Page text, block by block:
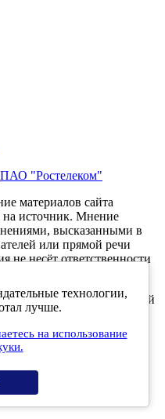
ПАО "Ростелеком"
материалов сайта
на источник. Мнение
высказанными в
или прямой речи
не несёт ответственности
в Федеральной
информационных
(Роскомнадзор) 5
номер ЭЛ № ФС 77 -
технологии,
лучше.
на использование